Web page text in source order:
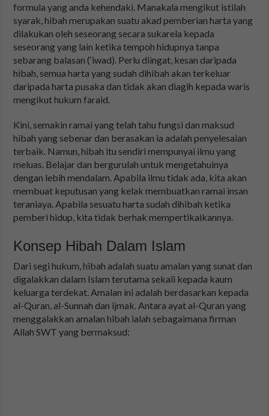
formula yang anda kehendaki. Manakala mengikut istilah
syarak, hibah merupakan suatu akad pemberian harta yang
dilakukan oleh seseorang secara sukarela kepada
seseorang yang lain ketika tempoh hidupnya tanpa
sebarang balasan (‘iwad). Perlu diingat, kesan daripada
hibah, semua harta yang sudah dihibah akan terkeluar
daripada harta pusaka dan tidak akan diagih kepada waris
mengikut hukum faraid.
Kini, semakin ramai yang telah tahu fungsi dan maksud
hibah yang sebenar dan berasakan ia adalah penyelesaian
terbaik. Namun, hibah itu sendiri mempunyai ilmu yang
meluas. Belajar dan bergurulah untuk mengetahuinya
dengan lebih mendalam. Apabila ilmu tidak ada, kita akan
membuat keputusan yang kelak membuatkan ramai insan
teraniaya. Apabila sesuatu harta sudah dihibah ketika
pemberi hidup, kita tidak berhak mempertikaikannya.
Konsep Hibah Dalam Islam
Dari segi hukum, hibah adalah suatu amalan yang sunat dan
digalakkan dalam Islam terutama sekali kepada kaum
keluarga terdekat. Amalan ini adalah berdasarkan kepada
al-Quran, al-Sunnah dan ijmak. Antara ayat al-Quran yang
menggalakkan amalan hibah ialah sebagaimana firman
Allah SWT yang bermaksud: